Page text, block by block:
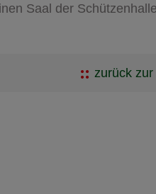
Saal der
zurück zur